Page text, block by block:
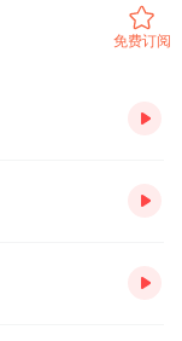
免费订阅